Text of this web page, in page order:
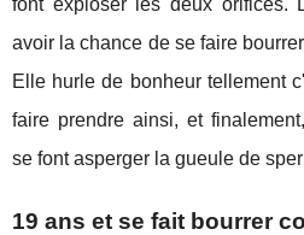
avoir la chance de se faire
Elle hurle de bonheur tellement
faire prendre ainsi, et
se font asperger la gueule de
19 ans et se fait bourrer